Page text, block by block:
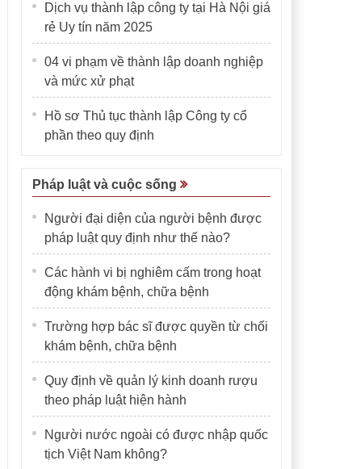
Dịch vụ thành lập công ty tại Hà Nội giá
rẻ Uy tín năm 2025
04 vi phạm về thành lập doanh nghiệp
và mức xử phạt
Hồ sơ Thủ tục thành lập Công ty cổ
phần theo quy định
Pháp luật và cuộc sống
Người đại diện của người bệnh được
pháp luật quy định như thế nào?
Các hành vi bị nghiêm cấm trong hoạt
động khám bệnh, chữa bệnh
Trường hợp bác sĩ được quyền từ chối
khám bệnh, chữa bệnh
Quy định về quản lý kinh doanh rượu
theo pháp luật hiện hành
Người nước ngoài có được nhập quốc
tịch Việt Nam không?